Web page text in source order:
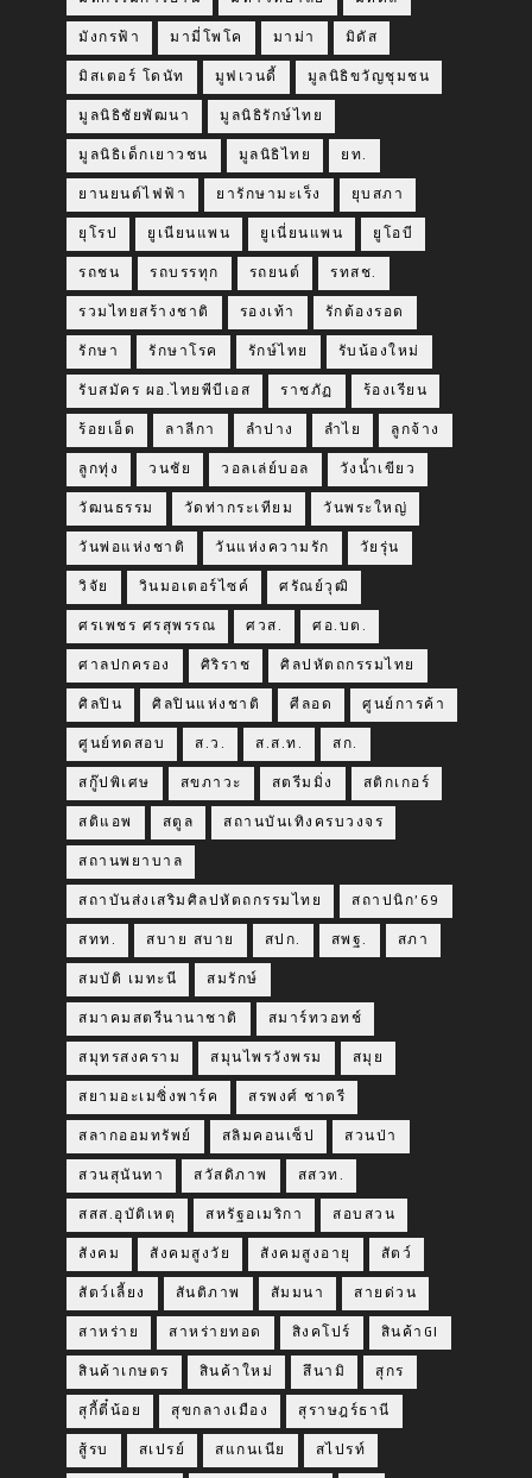
มังกรฟ้า มามี่โพโค มาม่า มิดัส
มิสเตอร์ โดนัท มูฟเวนดี้ มูลนิธิขวัญชุมชน
มูลนิธิชัยพัฒนา มูลนิธิรักษ์ไทย
มูลนิธิเด็กเยาวชน มูลนิธิไทย ยท.
ยานยนต์ไฟฟ้า ยารักษามะเร็ง ยุบสภา
ยุโรป ยูเนียนแพน ยูเนี่ยนแพน ยูโอบี
รถชน รถบรรทุก รถยนต์ รทสช.
รวมไทยสร้างชาติ รองเท้า รักต้องรอด
รักษา รักษาโรค รักษ์ไทย รับน้องใหม่
รับสมัคร ผอ.ไทยพีบีเอส ราชภัฏ ร้องเรียน
ร้อยเอ็ด ลาลีกา ลำปาง ลำไย ลูกจ้าง
ลูกทุ่ง วนชัย วอลเล่ย์บอล วังน้ำเขียว
วัฒนธรรม วัดท่ากระเทียม วันพระใหญ่
วันพ่อแห่งชาติ วันแห่งความรัก วัยรุ่น
วิจัย วินมอเตอร์ไซค์ ศรัณย์วุฒิ
ศรเพชร ศรสุพรรณ ศวส. ศอ.บต.
ศาลปกครอง ศิริราช ศิลปหัตถกรรมไทย
ศิลปิน ศิลปินแห่งชาติ ศีลอด ศูนย์การค้า
ศูนย์ทดสอบ ส.ว. ส.ส.ท. สก.
สกู๊ปพิเศษ สขภาวะ สตรีมมิ่ง สติกเกอร์
สติแอพ สตูล สถานบันเทิงครบวงจร
สถานพยาบาล
สถาบันส่งเสริมศิลปหัตถกรรมไทย สถาปนิก’69
สทท. สบาย สบาย สปก. สพฐ. สภา
สมบัติ เมทะนี สมรักษ์
สมาคมสตรีนานาชาติ สมาร์ทวอทช์
สมุทรสงคราม สมุนไพรวังพรม สมุย
สยามอะเมซิ่งพาร์ค สรพงศ์ ชาตรี
สลากออมทรัพย์ สลิมคอนเซ็ป สวนป่า
สวนสุนันทา สวัสดิภาพ สสวท.
สสส.อุบัติเหตุ สหรัฐอเมริกา สอบสวน
สังคม สังคมสูงวัย สังคมสูงอายุ สัตว์
สัตว์เลี้ยง สันติภาพ สัมมนา สายด่วน
สาหร่าย สาหร่ายทอด สิงคโปร์ สินค้าGI
สินค้าเกษตร สินค้าใหม่ สึนามิ สุกร
สุกี้ตี๋น้อย สุขกลางเมือง สุราษฎร์ธานี
สู้รบ สเปรย์ สแกนเนีย สไปรท์